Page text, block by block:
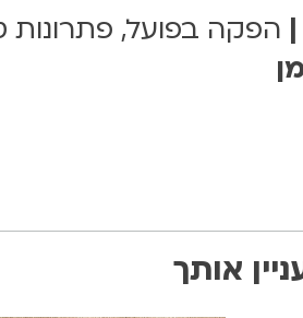
| הפקה בפועל, פתרונות
אותך